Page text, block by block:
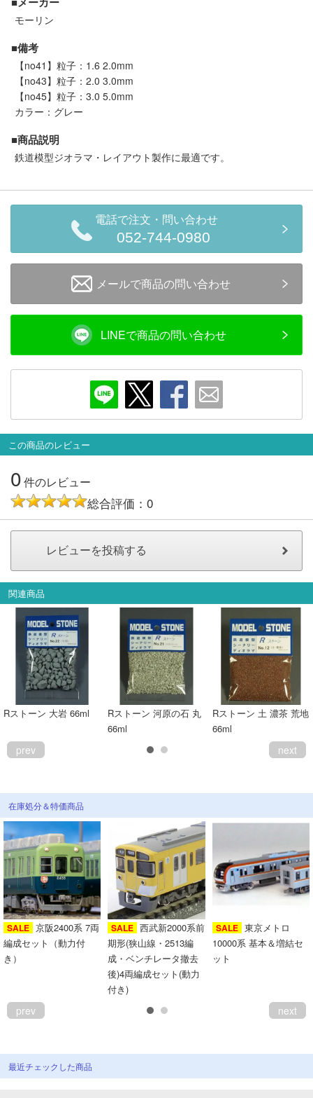
会員ランクについて
会社概要
レビューについて
モーリン
■備考
【no41】粒子：1.6 2.0mm
【no43】粒子：2.0 3.0mm
【no45】粒子：3.0 5.0mm
カラー：グレー
■商品説明
鉄道模型ジオラマ・レイアウト製作に最適です。
電話で注文・問い合わせ
052-744-0980
メールで商品の問い合わせ
LINEで商品の問い合わせ
この商品のレビュー
0件のレビュー
総合評価：0
関連商品
Rストーン 大岩 66ml
Rストーン 河原の石 丸
66ml
Rストーン 土 濃茶 荒地
66ml
prev next
在庫処分＆特価商品
SALE 京阪2400系 7両
編成セット（動力付
き）
SALE 西武新2000系前
期形(狭山線・2513編
成・ベンチレータ撤去
後)4両編成セット(動力
付き)
SALE 東京メトロ
10000系 基本＆増結セ
ット
prev next
最近チェックした商品